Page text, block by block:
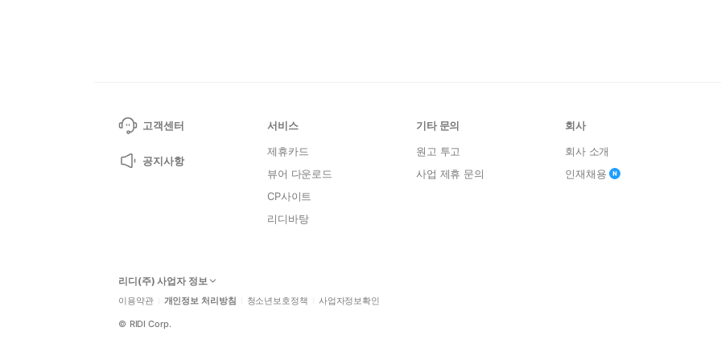
고객센터
공지사항
서비스
제휴카드
뷰어 다운로드
CP사이트
리디바탕
기타 문의
원고 투고
사업 제휴 문의
회사
회사 소개
인재채용
리디(주) 사업자 정보
이용약관 개인정보 처리방침 청소년보호정책 사업자정보확인
© RIDI Corp.